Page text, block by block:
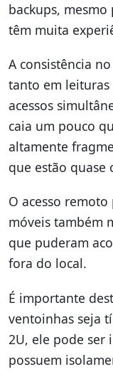
backups,
têm muita
A consistência
tanto em
acessos
caia um pouco
altamente
que estão quase
O acesso
móveis também
que puderam
fora do local.
É importante
ventoinhas seja
2U, ele pode ser
possuem